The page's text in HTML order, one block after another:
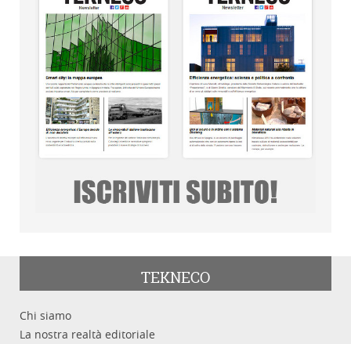
TEKNECO
Chi siamo
La nostra realtà editoriale